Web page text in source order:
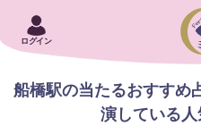
ログイン
船橋駅の当たるおすすめ
演している人